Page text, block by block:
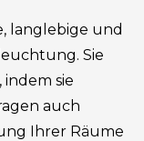
langlebige und
Sie
sie
auch
Ihrer Räume